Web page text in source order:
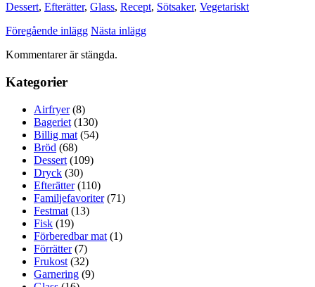
Dessert, Efterätter, Glass, Recept, Sötsaker, Vegetariskt
Föregående inlägg Nästa inlägg
Kommentarer är stängda.
Kategorier
Airfryer(8)
Bageriet (130)
Billig mat (54)
Bröd (68)
Dessert (109)
Dryck (30)
Efterätter(110)
Familjefavoriter(71)
Festmat (13)
Fisk (19)
Förberedbar mat (1)
Förrätter(7)
Frukost (32)
Garnering (9)